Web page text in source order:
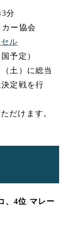
分
ー協会
ル
予定）
土）に総当
定戦を行
だけます。
、4位 マレー